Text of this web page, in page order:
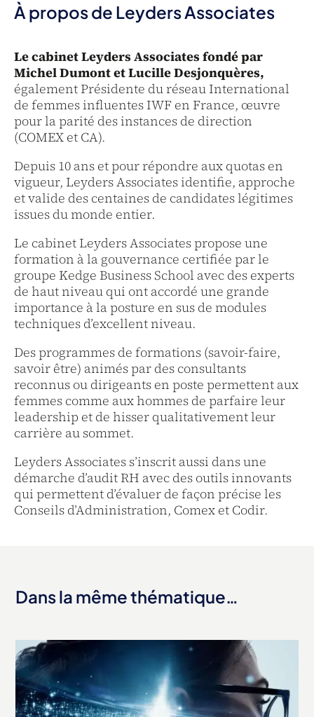
À propos de Leyders Associates
Le cabinet Leyders Associates fondé par
Michel Dumont et Lucille Desjonquères,
également Présidente du réseau International
de femmes influentes IWF en France, œuvre
pour la parité des instances de direction
(COMEX et CA).
Depuis 10 ans et pour répondre aux quotas en
vigueur, Leyders Associates identifie, approche
et valide des centaines de candidates légitimes
issues du monde entier.
Le cabinet Leyders Associates propose une
formation à la gouvernance certifiée par le
groupe Kedge Business School avec des experts
de haut niveau qui ont accordé une grande
importance à la posture en sus de modules
techniques d’excellent niveau.
Des programmes de formations (savoir-faire,
savoir être) animés par des consultants
reconnus ou dirigeants en poste permettent aux
femmes comme aux hommes de parfaire leur
leadership et de hisser qualitativement leur
carrière au sommet.
Leyders Associates s’inscrit aussi dans une
démarche d’audit RH avec des outils innovants
qui permettent d’évaluer de façon précise les
Conseils d’Administration, Comex et Codir.
Dans la même thématique…